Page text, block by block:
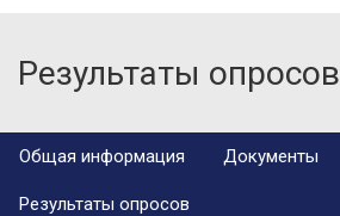
Результаты опросов
Общая информация Документы
Результаты опросов